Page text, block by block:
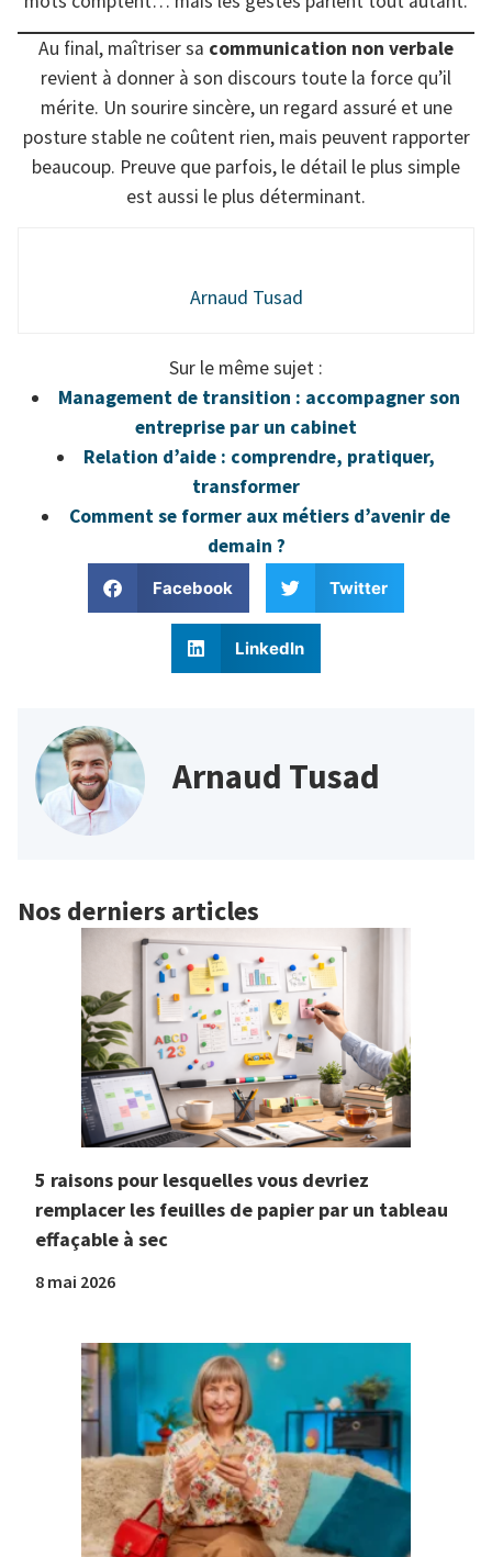
Au final, maîtriser sa communication non verbale
revient à donner à son discours toute la force qu’il
mérite. Un sourire sincère, un regard assuré et une
posture stable ne coûtent rien, mais peuvent rapporter
beaucoup. Preuve que parfois, le détail le plus simple
est aussi le plus déterminant.
Arnaud Tusad
Sur le même sujet :
Management de transition : accompagner son
entreprise par un cabinet
Relation d’aide : comprendre, pratiquer,
transformer
Comment se former aux métiers d’avenir de
demain ?
Facebook Twitter
LinkedIn
Arnaud Tusad
Nos derniers articles
5 raisons pour lesquelles vous devriez
remplacer les feuilles de papier par un tableau
effaçable à sec
8 mai 2026